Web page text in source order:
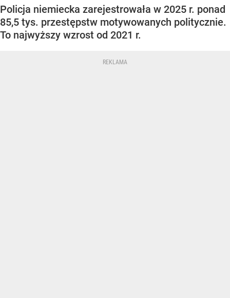
Policja niemiecka zarejestrowała w 2025 r. ponad
85,5 tys. przestępstw motywowanych politycznie.
To najwyższy wzrost od 2021 r.